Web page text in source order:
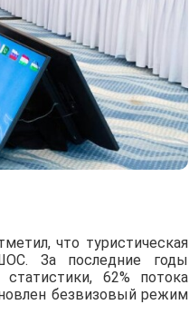
что туристическая
За последние годы
62% потока
безвизовый режим